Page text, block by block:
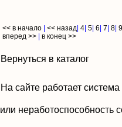
<< в начало << назад 4 5 6 7 8 9
вперед >>
в конец >>
Вернуться в каталог
На сайте работает
или неработоспособность